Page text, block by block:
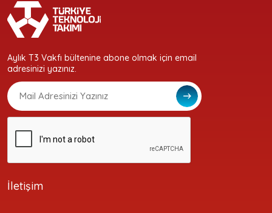
Aylık T3 Vakfı bültenine abone olmak için email
adresinizi yazınız.
İletişim